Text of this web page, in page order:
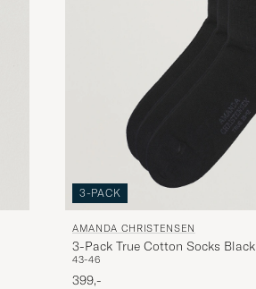
3-PACK
AMANDA CHRISTENSEN
3-Pack True Cotton Socks Black
43-46
399,-